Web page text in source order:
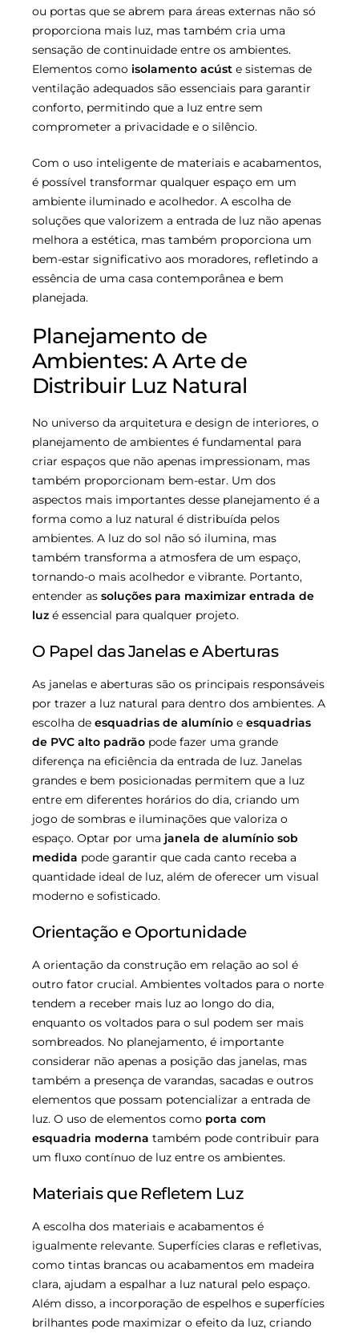
ou portas que se abrem para áreas externas não só
proporciona mais luz, mas também cria uma
sensação de continuidade entre os ambientes.
Elementos como isolamento acúst e sistemas de
ventilação adequados são essenciais para garantir
conforto, permitindo que a luz entre sem
comprometer a privacidade e o silêncio.
Com o uso inteligente de materiais e acabamentos,
é possível transformar qualquer espaço em um
ambiente iluminado e acolhedor. A escolha de
soluções que valorizem a entrada de luz não apenas
melhora a estética, mas também proporciona um
bem-estar significativo aos moradores, refletindo a
essência de uma casa contemporânea e bem
planejada.
Planejamento de
Ambientes: A Arte de
Distribuir Luz Natural
No universo da arquitetura e design de interiores, o
planejamento de ambientes é fundamental para
criar espaços que não apenas impressionam, mas
também proporcionam bem-estar. Um dos
aspectos mais importantes desse planejamento é a
forma como a luz natural é distribuída pelos
ambientes. A luz do sol não só ilumina, mas
também transforma a atmosfera de um espaço,
tornando-o mais acolhedor e vibrante. Portanto,
entender as soluções para maximizar entrada de
luz é essencial para qualquer projeto.
O Papel das Janelas e Aberturas
As janelas e aberturas são os principais responsáveis
por trazer a luz natural para dentro dos ambientes. A
escolha de esquadrias de alumínio e esquadrias
de PVC alto padrão pode fazer uma grande
diferença na eficiência da entrada de luz. Janelas
grandes e bem posicionadas permitem que a luz
entre em diferentes horários do dia, criando um
jogo de sombras e iluminações que valoriza o
espaço. Optar por uma janela de alumínio sob
medida pode garantir que cada canto receba a
quantidade ideal de luz, além de oferecer um visual
moderno e sofisticado.
Orientação e Oportunidade
A orientação da construção em relação ao sol é
outro fator crucial. Ambientes voltados para o norte
tendem a receber mais luz ao longo do dia,
enquanto os voltados para o sul podem ser mais
sombreados. No planejamento, é importante
considerar não apenas a posição das janelas, mas
também a presença de varandas, sacadas e outros
elementos que possam potencializar a entrada de
luz. O uso de elementos como porta com
esquadria moderna também pode contribuir para
um fluxo contínuo de luz entre os ambientes.
Materiais que Refletem Luz
A escolha dos materiais e acabamentos é
igualmente relevante. Superfícies claras e refletivas,
como tintas brancas ou acabamentos em madeira
clara, ajudam a espalhar a luz natural pelo espaço.
Além disso, a incorporação de espelhos e superfícies
brilhantes pode maximizar o efeito da luz, criando